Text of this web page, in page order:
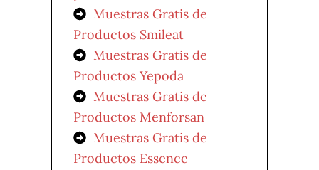
Muestras Gratis de
Productos Smileat
Muestras Gratis de
Productos Yepoda
Muestras Gratis de
Productos Menforsan
Muestras Gratis de
Productos Essence